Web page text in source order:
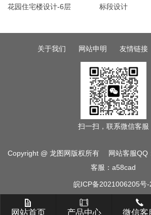
花园住宅楼设计-6层
标段设计
关于我们 网站申明 友情链接
扫一扫，联系微信客服
Copyright @ 龙图网版权所有 网站客服
客服：a58cad
皖ICP备2021006205号-
网站首页 产品中心 微信客